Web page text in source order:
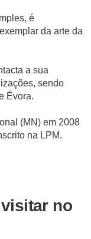
é
da arte da
a sua
sendo
Évora.
(MN) em 2008
na LPM.
no